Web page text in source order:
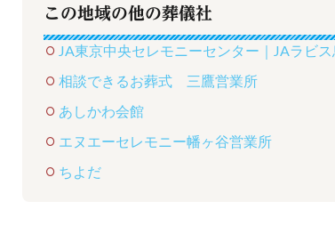
この地域の他の葬儀社
JA東京中央セレモニーセンター｜JAラビ
相談できるお葬式 三鷹営業所
あしかわ会館
エヌエーセレモニー幡ヶ谷営業所
ちよだ